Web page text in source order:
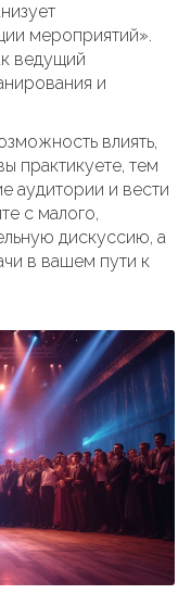
мероприятий».
ведущий
и
влиять,
практикуете, тем
аудитории и вести
с малого,
дискуссию, а
в вашем пути к